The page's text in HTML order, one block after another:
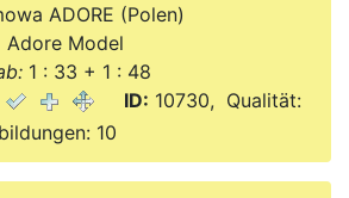
ADORE (Polen)
Adore Model
1 : 33 + 1 : 48
ID: 10730, Qualität:
10